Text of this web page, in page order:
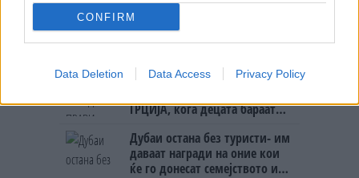
CONFIRM
Data Deletion Data Access Privacy Policy
СЛАВНАТА КАРИЕРА НА
ПОРАНЕШНИОТ ТЕХНИЧКИ
ПРЕМИЕР ОЛИВЕР СПАСОВСКИ
(Видео) ШТО ДА ПРАВИ
ГРЦИЈА, кога децата бараат
Дубаи остана без туристи- им
даваат награди на оние кои
ќе го донесат семејството или